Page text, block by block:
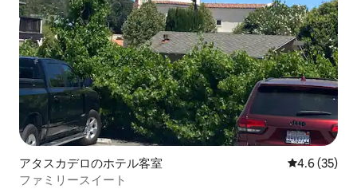
アタスカデロのホテル客室 レビュー35
4.6 (35)
ファミリースイート